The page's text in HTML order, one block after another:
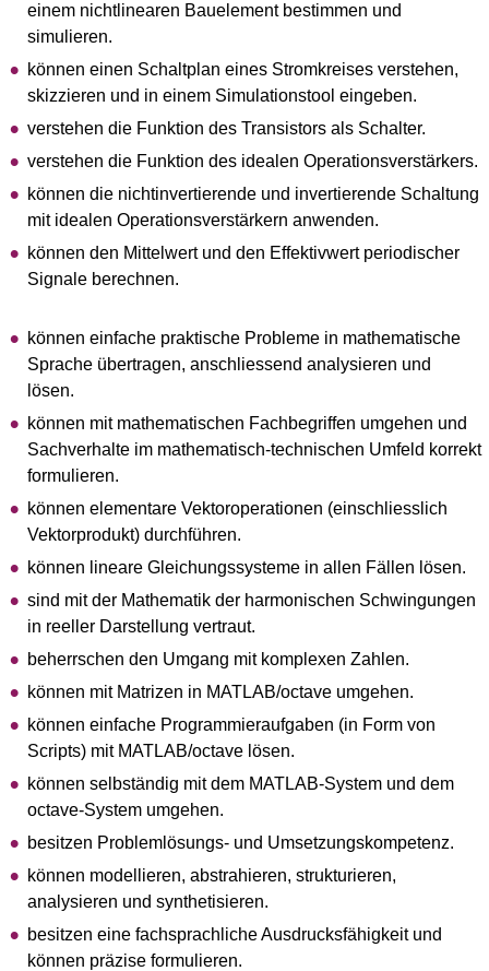
einem nichtlinearen Bauelement bestimmen und
simulieren.
können einen Schaltplan eines Stromkreises verstehen,
skizzieren und in einem Simulationstool eingeben.
verstehen die Funktion des Transistors als Schalter.
verstehen die Funktion des idealen Operationsverstärkers.
können die nichtinvertierende und invertierende Schaltung
mit idealen Operationsverstärkern anwenden.
können den Mittelwert und den Effektivwert periodischer
Signale berechnen.
können einfache praktische Probleme in mathematische
Sprache übertragen, anschliessend analysieren und
lösen.
können mit mathematischen Fachbegriffen umgehen und
Sachverhalte im mathematisch-technischen Umfeld korrekt
formulieren.
können elementare Vektoroperationen (einschliesslich
Vektorprodukt) durchführen.
können lineare Gleichungssysteme in allen Fällen lösen.
sind mit der Mathematik der harmonischen Schwingungen
in reeller Darstellung vertraut.
beherrschen den Umgang mit komplexen Zahlen.
können mit Matrizen in MATLAB/octave umgehen.
können einfache Programmieraufgaben (in Form von
Scripts) mit MATLAB/octave lösen.
können selbständig mit dem MATLAB-System und dem
octave-System umgehen.
besitzen Problemlösungs- und Umsetzungskompetenz.
können modellieren, abstrahieren, strukturieren,
analysieren und synthetisieren.
besitzen eine fachsprachliche Ausdrucksfähigkeit und
können präzise formulieren.